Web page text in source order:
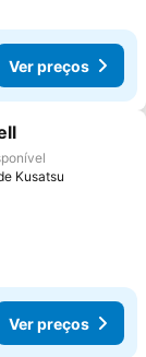
Ver preços
Kusatsu
Ver preços